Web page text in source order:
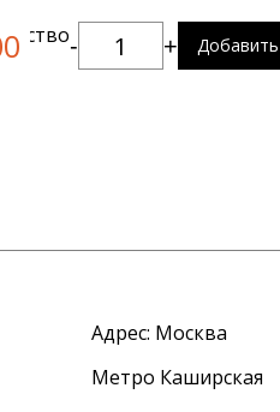
- +
Адрес: Москва
Метро Каширская